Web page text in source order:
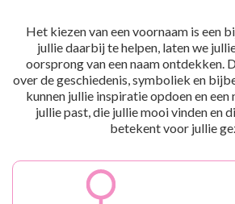
Het kiezen van een voornaam is een
jullie daarbij te helpen, laten we
oorsprong van een naam ontdekken.
over de geschiedenis, symboliek en
kunnen jullie inspiratie opdoen en een
jullie past, die jullie mooi vinden en
betekent voor jullie